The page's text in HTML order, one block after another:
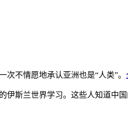
不情愿地承认亚洲也是“人类”。
斯兰世界学习。这些人知道中